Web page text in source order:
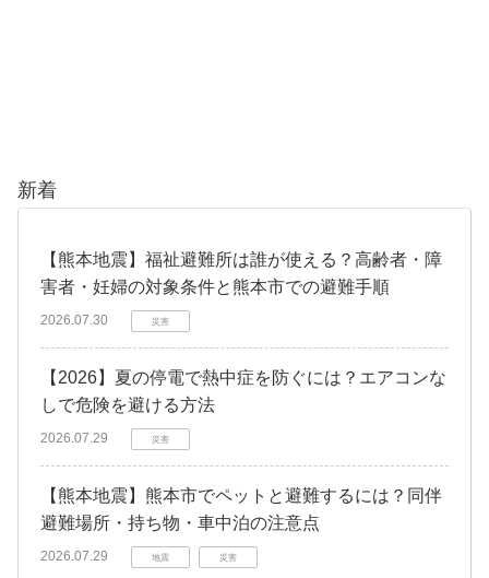
新着
【熊本地震】福祉避難所は誰が使える？高齢者・障
害者・妊婦の対象条件と熊本市での避難手順
2026.07.30 災害
【2026】夏の停電で熱中症を防ぐには？エアコンな
しで危険を避ける方法
2026.07.29 災害
【熊本地震】熊本市でペットと避難するには？同伴
避難場所・持ち物・車中泊の注意点
2026.07.29 地震 災害